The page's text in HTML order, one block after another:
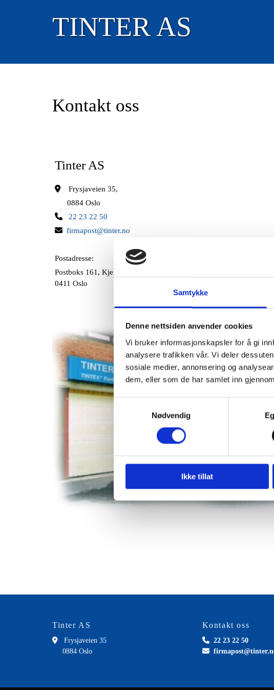
Samtykke
Denne nettsiden anvender cookies
Vi bruker informasjonskapsler for å gi
analysere trafikken vår. Vi deler
sosiale medier, annonsering og
dem, eller som de har samlet inn
Samtykkevalg
Nødvendig
Ikke tillat
TINTER AS
Kontakt oss
Tinter AS
Frysjaveien 35,
0884 Oslo
 22 23 22 50
 firmapost@tinter.no
Postadresse:
Postboks 161, Kjelsås
0411 Oslo
Tinter AS
 Frysjaveien 35
0884 Oslo
Kontakt oss
 22 23 22 50
